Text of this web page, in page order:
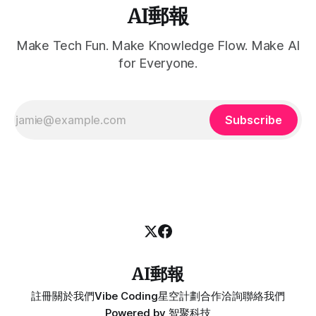
AI郵報
Make Tech Fun. Make Knowledge Flow. Make AI
for Everyone.
Subscribe
AI郵報
註冊關於我們Vibe Coding星空計劃合作洽詢聯絡我們
Powered by 智聚科技